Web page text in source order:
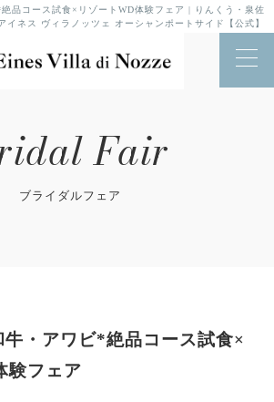
品コース試食×リゾートWD体験フェア | りんくう・泉佐
イネス ヴィラノッツェ オーシャンポートサイド【公式】
Fair
ブライダルフェア
・アワビ*絶品コース試食×
験フェア